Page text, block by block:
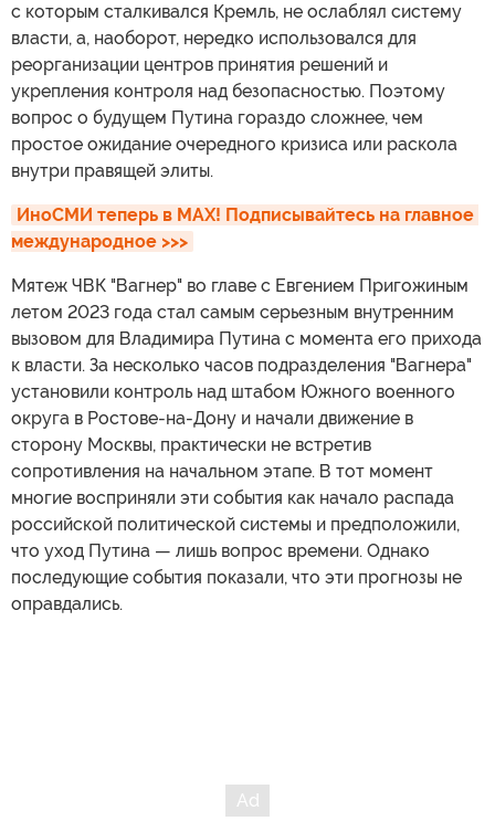
с которым сталкивался Кремль, не ослаблял систему
власти, а, наоборот, нередко использовался для
реорганизации центров принятия решений и
укрепления контроля над безопасностью. Поэтому
вопрос о будущем Путина гораздо сложнее, чем
простое ожидание очередного кризиса или раскола
внутри правящей элиты.
ИноСМИ теперь в MAX! Подписывайтесь на главное
международное >>>
Мятеж ЧВК "Вагнер" во главе с Евгением Пригожиным
летом 2023 года стал самым серьезным внутренним
вызовом для Владимира Путина с момента его прихода
к власти. За несколько часов подразделения "Вагнера"
установили контроль над штабом Южного военного
округа в Ростове-на-Дону и начали движение в
сторону Москвы, практически не встретив
сопротивления на начальном этапе. В тот момент
многие восприняли эти события как начало распада
российской политической системы и предположили,
что уход Путина — лишь вопрос времени. Однако
последующие события показали, что эти прогнозы не
оправдались.